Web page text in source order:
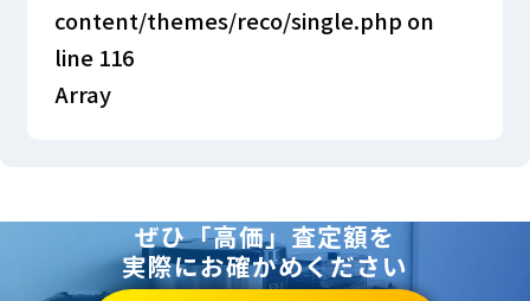
content/themes/reco/single.php on
line 116
Array
ぜひ「高価」査定額を
実際にお確かめください